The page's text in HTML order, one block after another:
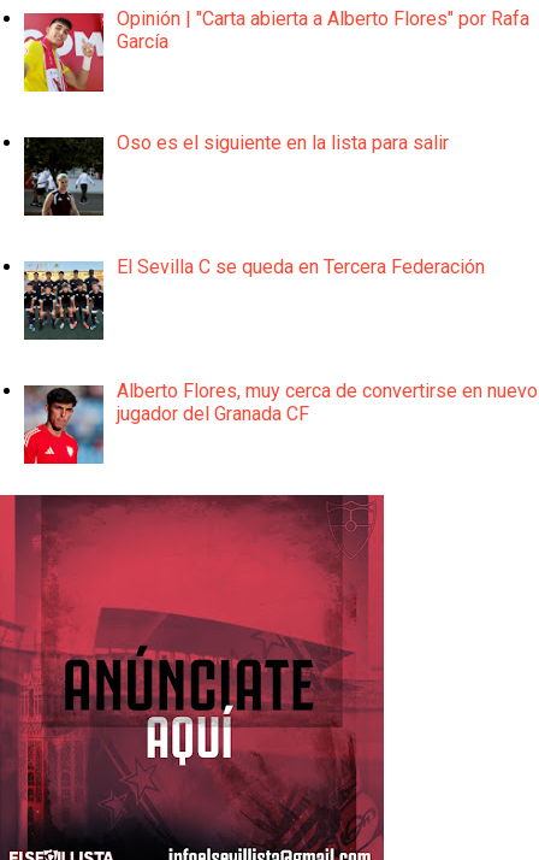
Opinión | "Carta abierta a Alberto Flores" por Rafa
García
Oso es el siguiente en la lista para salir
El Sevilla C se queda en Tercera Federación
Alberto Flores, muy cerca de convertirse en nuevo
jugador del Granada CF